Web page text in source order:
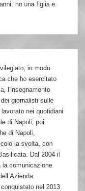
ho una figlia e
in modo
che ho esercitato
l'insegnamento
giornalisti sulle
nei quotidiani
di Napoli, poi
di Napoli,
la svolta, con
Dal 2004 il
la comunicazione
nel 2013